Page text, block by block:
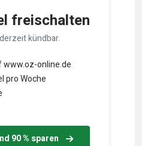
freischalten
kündbar.
online.de
pro Woche
90 % sparen